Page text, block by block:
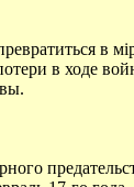
в
в ходе